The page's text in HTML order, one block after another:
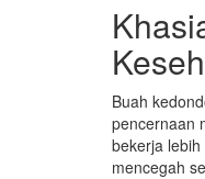
Buah
pencernaan
bekerja
mencegah